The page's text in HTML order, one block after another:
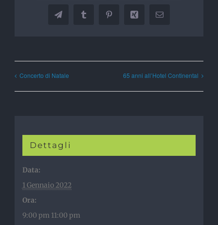
TelegramTumblr PinterestXing Email
Concerto di Natale 65 anni all’Hotel Continental
Dettagli
Data:
1 Gennaio 2022
Ora:
9:00 pm 11:00 pm